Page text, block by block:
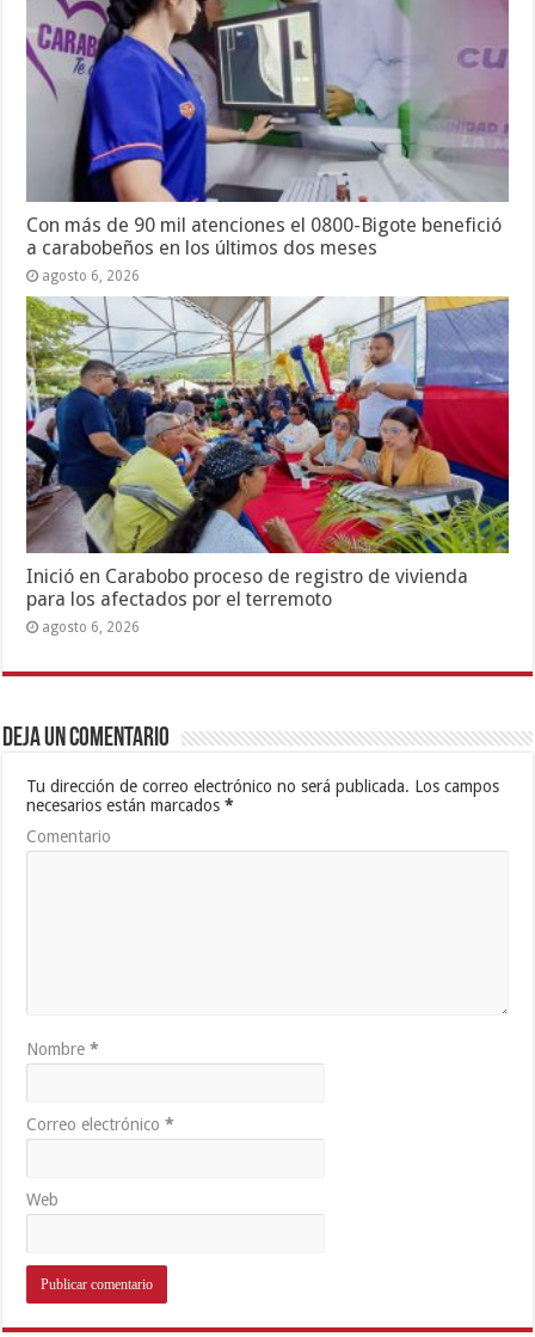
Con más de 90 mil atenciones el 0800-Bigote benefició
a carabobeños en los últimos dos meses
agosto 6, 2026
Inició en Carabobo proceso de registro de vivienda
para los afectados por el terremoto
agosto 6, 2026
Deja un comentario
Tu dirección de correo electrónico no será publicada. Los campos
necesarios están marcados*
Comentario
Nombre*
Correo electrónico*
Web